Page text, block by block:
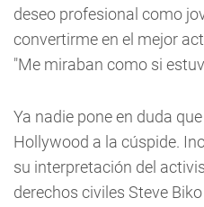
deseo profesional como
convertirme en el mejor
"Me miraban como si
Ya nadie pone en duda
Hollywood a la cúspide.
su interpretación del
derechos civiles Steve